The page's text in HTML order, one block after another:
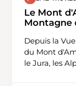
Höchstalden
Totegg
pont de
Le Mont
Montagne
Depuis la
du Mont
le Jura, les